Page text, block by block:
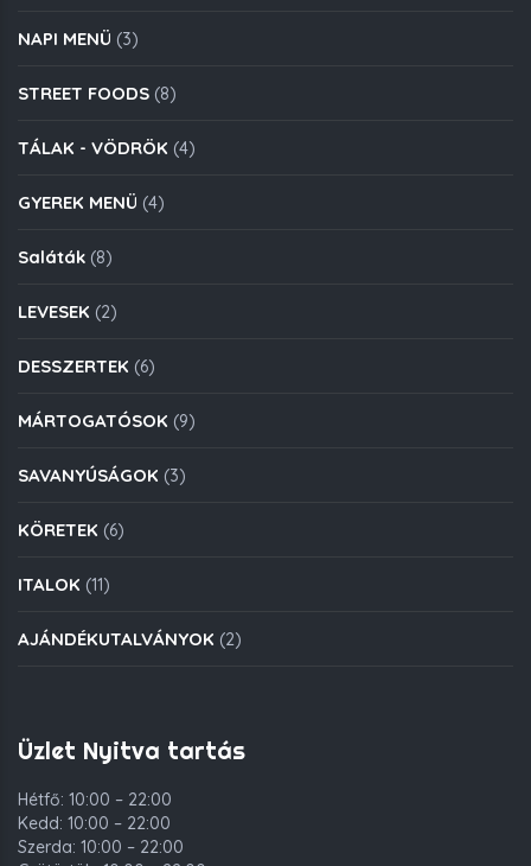
NAPI MENÜ (3)
STREET FOODS (8)
TÁLAK - VÖDRÖK (4)
GYEREK MENÜ (4)
Saláták (8)
LEVESEK (2)
DESSZERTEK (6)
MÁRTOGATÓSOK (9)
SAVANYÚSÁGOK (3)
KÖRETEK (6)
ITALOK (11)
AJÁNDÉKUTALVÁNYOK (2)
Üzlet Nyitva tartás
Hétfő: 10:00 – 22:00
Kedd: 10:00 – 22:00
Szerda: 10:00 – 22:00